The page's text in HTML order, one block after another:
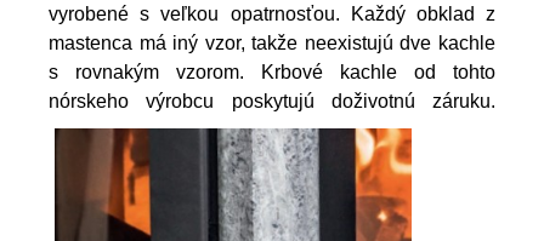
vyrobené s veľkou opatrnosťou. Každý obklad z
mastenca má iný vzor, takže neexistujú dve kachle
s rovnakým vzorom. Krbové kachle od tohto
nórskeho výrobcu poskytujú doživotnú záruku.